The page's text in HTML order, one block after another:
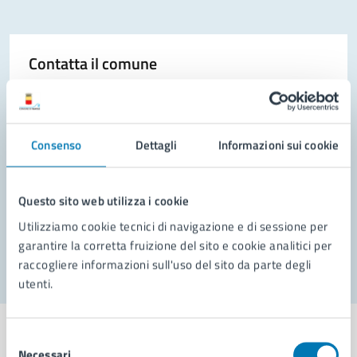
Consenso Dettagli Informazioni sui cookie
Questo sito web utilizza i cookie
Utilizziamo cookie tecnici di navigazione e di sessione per
garantire la corretta fruizione del sito e cookie analitici per
raccogliere informazioni sull'uso del sito da parte degli
utenti.
Contatta il comune
Prenota appuntamento
Problemi in città
Segnala disservizio